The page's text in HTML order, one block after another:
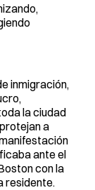
inmigración,
la ciudad
a
ante el
con la
residente.